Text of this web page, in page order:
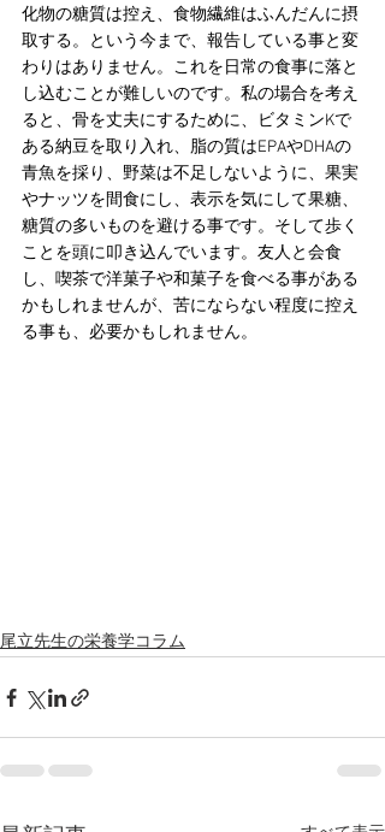
化物の糖質は控え、食物繊維はふんだんに摂
取する。という今まで、報告している事と変
わりはありません。これを日常の食事に落と
し込むことが難しいのです。私の場合を考え
ると、骨を丈夫にするために、ビタミンKで
ある納豆を取り入れ、脂の質はEPAやDHAの
青魚を採り、野菜は不足しないように、果実
やナッツを間食にし、表示を気にして果糖、
糖質の多いものを避ける事です。そして歩く
ことを頭に叩き込んでいます。友人と会食
し、喫茶で洋菓子や和菓子を食べる事がある
かもしれませんが、苦にならない程度に控え
る事も、必要かもしれません。
尾立先生の栄養学コラム